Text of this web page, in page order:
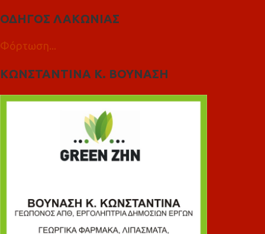
ΟΔΗΓΟΣ ΛΑΚΩΝΙΑΣ
Φόρτωση...
ΚΩΝΣΤΑΝΤΙΝΑ Κ. ΒΟΥΝΑΣΗ